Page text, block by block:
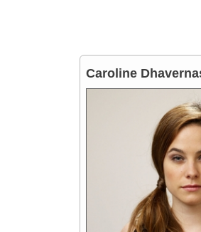
Caroline